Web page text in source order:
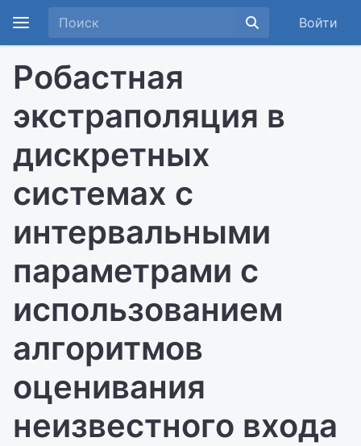
Войти
Робастная
экстраполяция в
дискретных
системах с
интервальными
параметрами с
использованием
алгоритмов
оценивания
неизвестного входа